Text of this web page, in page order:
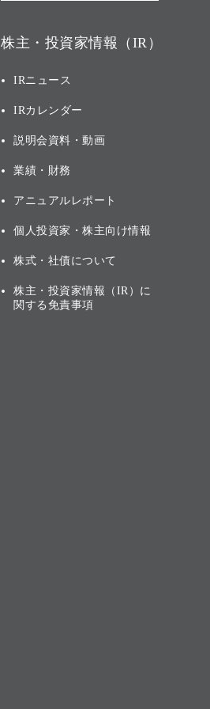
株主・投資家情報（IR）
IRニュース
IRカレンダー
説明会資料・動画
業績・財務
アニュアルレポート
個人投資家・株主向け情報
株式・社債について
株主・投資家情報（IR）に
関する免責事項